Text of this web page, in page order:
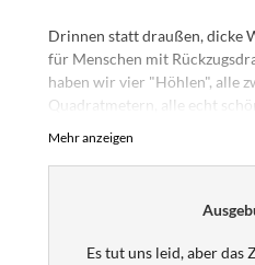
Drinnen statt draußen, dicke
für Menschen mit
haben wir vier "Höhlen", alle
Quadratmetern, alle echt
Wichtiger Hinweis: Da unsere
2026 Gäste bezogen werden
ähnlich und wahrscheinlich
Mehr anzeigen
Es tut uns leid, aber